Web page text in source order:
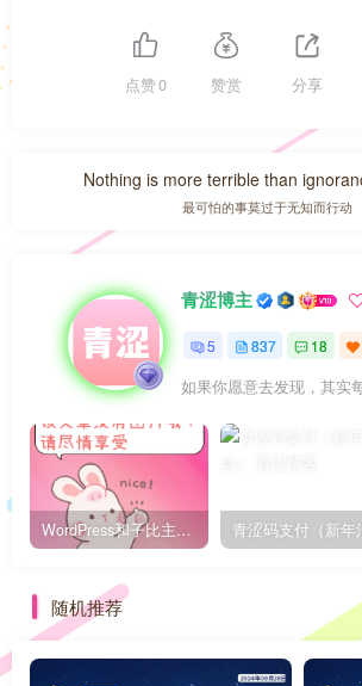
点赞0 赞赏 分享
Nothing is more terrible than
最可怕的事莫过于无知而行动
青涩博主
5 837 18
如果你愿意去发现，其实
WordPress和子比主题模板&网站美化方法教程-已更新到:23-01-8
随机推荐